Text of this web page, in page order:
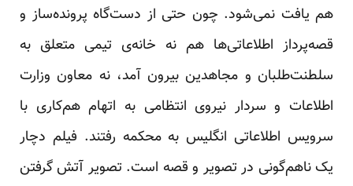
هم یافت نمی‌شود. چون حتی از دست‌گاه پرونده‌ساز و
قصه‌پرداز اطلاعاتی‌ها هم نه خانه‌ی تیمی متعلق به
سلطنت‌طلبان و مجاهدین بیرون آمد، نه معاون وزارت
اطلاعات و سردار نیروی انتظامی به اتهام هم‌کاری با
سرویس اطلاعاتی انگلیس به محکمه رفتند. فیلم دچار
یک ناهم‌گونی در تصویر و قصه است. تصویر آتش گرفتن